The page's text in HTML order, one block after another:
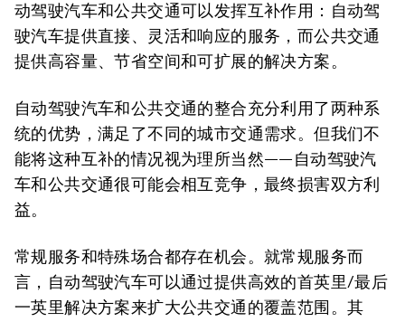
动驾驶汽车和公共交通可以发挥互补作用：自动驾
驶汽车提供直接、灵活和响应的服务，而公共交通
提供高容量、节省空间和可扩展的解决方案。
自动驾驶汽车和公共交通的整合充分利用了两种系
统的优势，满足了不同的城市交通需求。但我们不
能将这种互补的情况视为理所当然——自动驾驶汽
车和公共交通很可能会相互竞争，最终损害双方利
益。
常规服务和特殊场合都存在机会。就常规服务而
言，自动驾驶汽车可以通过提供高效的首英里/最后
一英里解决方案来扩大公共交通的覆盖范围。其